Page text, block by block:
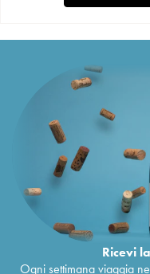
Ricevi
Ogni settimana viaggia